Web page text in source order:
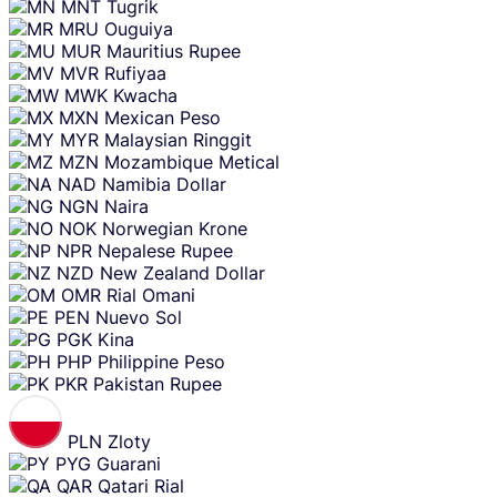
MNT Tugrik
MRU Ouguiya
MUR Mauritius Rupee
MVR Rufiyaa
MWK Kwacha
MXN Mexican Peso
MYR Malaysian Ringgit
MZN Mozambique Metical
NAD Namibia Dollar
NGN Naira
NOK Norwegian Krone
NPR Nepalese Rupee
NZD New Zealand Dollar
OMR Rial Omani
PEN Nuevo Sol
PGK Kina
PHP Philippine Peso
PKR Pakistan Rupee
PLN Zloty
PYG Guarani
QAR Qatari Rial